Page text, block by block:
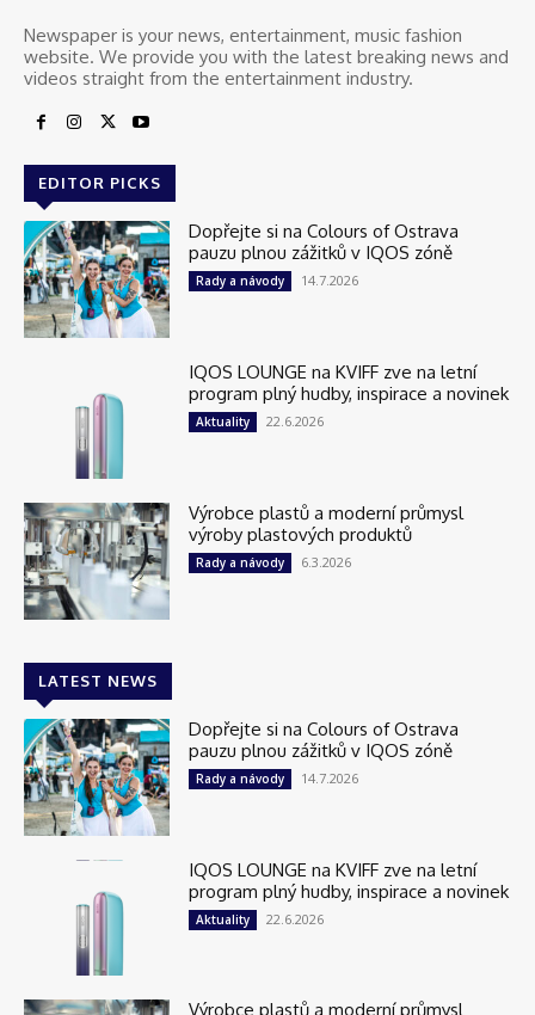
Newspaper is your news, entertainment, music fashion
website. We provide you with the latest breaking news and
videos straight from the entertainment industry.
EDITOR PICKS
Dopřejte si na Colours of Ostrava
pauzu plnou zážitků v IQOS zóně
Rady a návody 14.7.2026
IQOS LOUNGE na KVIFF zve na letní
program plný hudby, inspirace a novinek
Aktuality 22.6.2026
Výrobce plastů a moderní průmysl
výroby plastových produktů
Rady a návody 6.3.2026
LATEST NEWS
Dopřejte si na Colours of Ostrava
pauzu plnou zážitků v IQOS zóně
Rady a návody 14.7.2026
IQOS LOUNGE na KVIFF zve na letní
program plný hudby, inspirace a novinek
Aktuality 22.6.2026
Výrobce plastů a moderní průmysl